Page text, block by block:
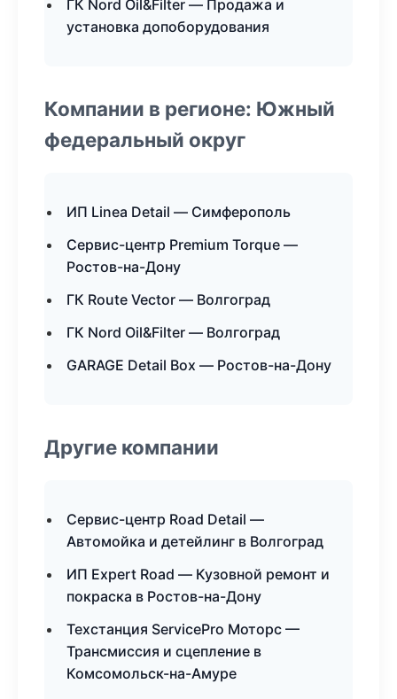
ГК Nord Oil&Filter — Продажа и
установка допоборудования
Компании в регионе: Южный
федеральный округ
ИП Linea Detail — Симферополь
Сервис-центр Premium Torque —
Ростов-на-Дону
ГК Route Vector — Волгоград
ГК Nord Oil&Filter — Волгоград
GARAGE Detail Box — Ростов-на-Дону
Другие компании
Сервис-центр Road Detail —
Автомойка и детейлинг в Волгоград
ИП Expert Road — Кузовной ремонт и
покраска в Ростов-на-Дону
Техстанция ServicePro Моторс —
Трансмиссия и сцепление в
Комсомольск-на-Амуре